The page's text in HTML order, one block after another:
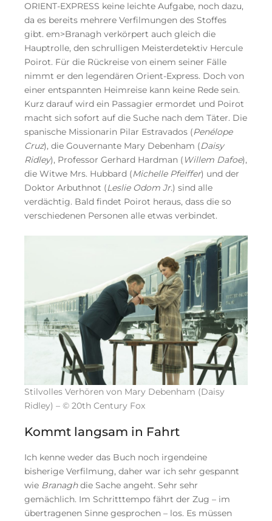
ORIENT-EXPRESS keine leichte Aufgabe, noch dazu,
da es bereits mehrere Verfilmungen des Stoffes
gibt. em>Branagh verkörpert auch gleich die
Hauptrolle, den schrulligen Meisterdetektiv Hercule
Poirot. Für die Rückreise von einem seiner Fälle
nimmt er den legendären Orient-Express. Doch von
einer entspannten Heimreise kann keine Rede sein.
Kurz darauf wird ein Passagier ermordet und Poirot
macht sich sofort auf die Suche nach dem Täter. Die
spanische Missionarin Pilar Estravados (Penélope
Cruz), die Gouvernante Mary Debenham (Daisy
Ridley), Professor Gerhard Hardman ( Willem Dafoe),
die Witwe Mrs. Hubbard (Michelle Pfeiffer) und der
Doktor Arbuthnot (Leslie Odom Jr.) sind alle
verdächtig. Bald findet Poirot heraus, dass die so
verschiedenen Personen alle etwas verbindet.
Stilvolles Verhören von Mary Debenham (Daisy
Ridley) – © 20th Century Fox
Kommt langsam in Fahrt
Ich kenne weder das Buch noch irgendeine
bisherige Verfilmung, daher war ich sehr gespannt
wie Branaghdie Sache angeht. Sehr sehr
gemächlich. Im Schritttempo fährt der Zug – im
übertragenen Sinne gesprochen – los. Es müssen